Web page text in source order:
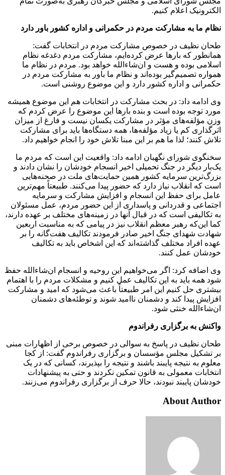
الکترونیک اعلام کنیم.
نظام ما به مشارکت مردم در حکمرانی و اداره کشور باور دارد
طحان نظیف در خصوص مشارکت مردم در انتخابات گفت:
همانطور که بار‌ها عرض کرده‌ایم، مشارکت مردم دغدغه نظام
اسلامی بوده و هست و ان‌شاءالله خواهد بود. مردم در نظام ما
همواره تصمیم‌گیر بوده‌اند و نظام ما باور به مشارکت مردم در
حکمرانی و اداره کشور دارد و این موضوع روشنی است.
وی ادامه داد: در بحث مشارکت در انتخابات هم این موضوع همیشه
مورد توجه بوده است و بنده بار‌ها این موضوع را عرض کردم که
وزن مؤلفه‌های مؤثر در مشارکت یکسان نیست و فارغ از میزان
اثرگذاری کم یا زیاد مؤلفه‌ها، همه دستگاه‌ها باید برای مشارکت
تلاش کنند؛ لذا ما هم بر این مبنا تلاش خود را انجام خواهیم داد.
سخنگوی شورای نگهبان ادامه داد: واقعیت این است که مردم ما
یک‌بار دیگر در جنگ تحمیلی اخیر انسجام خودشان را نشان دادند و
بزرگ‌ترین سرمایه کشور همین حمایت‌های ملت در صحنه‌هایی
است که انقلاب نیاز دارد که حضور پیدا می‌کنند. طبیعتاً مهم‌ترین
عامل برای حفظ این انسجام و افزایش مشارکت و سرمایه
اجتماعی و قدردانی و پاسداری از این حضور مردم، عمل مسئولان
به تکالیفی است که در قبال آنها در زمینه‌های مختلف بر عهده دارند،
کما این‌که رهبر معظم انقلاب نیز در پیامی که به مناسبت اربعین
شهادت شهدای جنگ اخیر صادر فرمودند تکالیف هفت‌گانه را بر
عهده افراد مختلف گذاشته‌اند که این اشخاص باید به تکالیف
خودشان عمل کنند.
وی اضافه کرد: اگر می‌خواهیم این روحیه و انسجام ان‌شاءالله حفظ
شود همه باید به این تکالیف عمل کنیم و مشکلات مردم را با اهتمام
بیشتری حل کنیم این امر طبیعتاً باعث می‌شود که امید و مشارکت
افزایش پیدا کند و دشمنان ناامید شوند و توطئه‌های دشمنان
ان‌شاءالله خنثی شود.
واکنش به برگزاری رفراندوم
طحان نظیف در پاسخ به سوالی در خصوص برخی از اظهارات مبنی
بر تشکیل مجلس مؤسسان و برگزاری رفراندوم گفت: از کجا
معلوم به نتیجه پایبند باشند و نتیجه را بپذیرند، کسانی که در یک
انتخابات معمولی به قانون تمکین نکردند و حتی به پیشنهادات
خودشان پایبند نبودند، حالا حرف از برگزاری رفراندوم می‌زنند.
About Author